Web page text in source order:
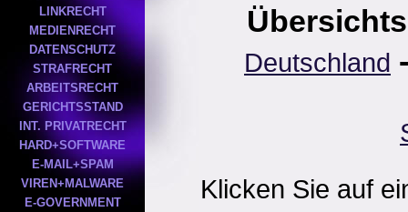
LINKRECHT
MEDIENRECHT
DATENSCHUTZ
STRAFRECHT
ARBEITSRECHT
GERICHTSSTAND
INT. PRIVATRECHT
HARD+SOFTWARE
E-MAIL+SPAM
VIREN+MALWARE
E-GOVERNMENT
Deutschland
Klicken Sie auf